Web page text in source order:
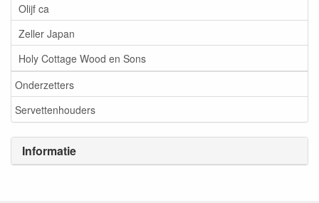
Olijf ca
Zeller Japan
Holy Cottage Wood en Sons
Onderzetters
Servettenhouders
Informatie